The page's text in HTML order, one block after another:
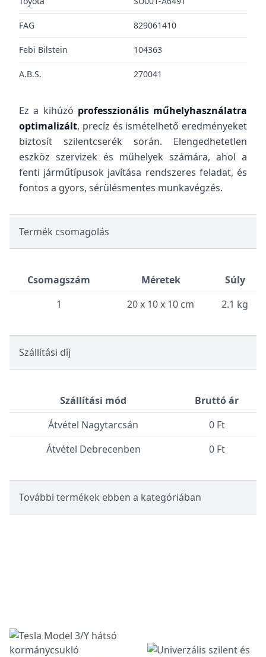
FAG 829061410
Febi Bilstein 104363
A.B.S. 270041
Ez a kihúzó professzionális műhelyhasználatra
optimalizált, precíz és ismételhető eredményeket
biztosít szilentcserék során. Elengedhetetlen
eszköz szervizek és műhelyek számára, ahol a
fenti járműtípusok javítása rendszeres feladat, és
fontos a gyors, sérülésmentes munkavégzés.
Termék csomagolás
Csomagszám Méretek
Súly
1
20 x 10 x 10 cm 2.1 kg
Szállítási díj
Szállítási mód
Bruttó ár
Átvétel Nagytarcsán
0 Ft
Átvétel Debrecenben
0 Ft
További termékek ebben a kategóriában